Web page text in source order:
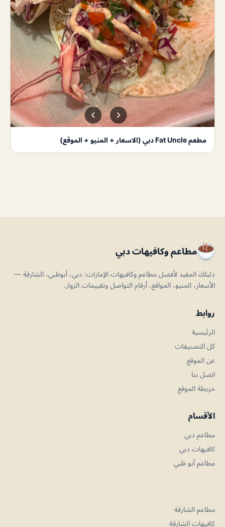
مطعم Fat Uncle دبي (الاسعار + المنيو + الموقع)
مطاعم وكافيهات دبي
دليلك المفيد لأفضل مطاعم وكافيهات الإمارات: دبي، أبوظبي، الشارقة —
الأسعار، المنيو، المواقع، أرقام التواصل وتقييمات الزوار.
روابط
الرئيسية
كل التصنيفات
عن الموقع
اتصل بنا
خريطة الموقع
الأقسام
مطاعم دبي
كافيهات دبي
مطاعم أبو ظبي
مطاعم الشارقة
كافيهات الشارقة